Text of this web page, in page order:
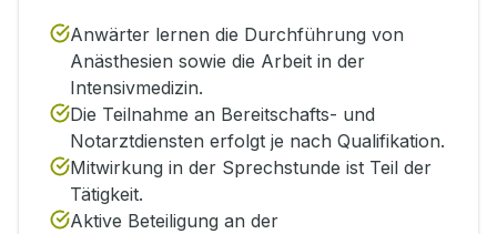
Anwärter lernen die Durchführung von
Anästhesien sowie die Arbeit in der
Intensivmedizin.
Die Teilnahme an Bereitschafts- und
Notarztdiensten erfolgt je nach Qualifikation.
Mitwirkung in der Sprechstunde ist Teil der
Tätigkeit.
Aktive Beteiligung an der